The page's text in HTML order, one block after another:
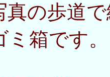
真の歩道
箱です。